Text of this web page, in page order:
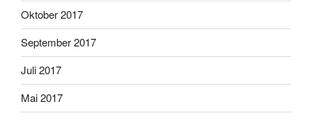
Oktober 2017
September 2017
Juli 2017
Mai 2017